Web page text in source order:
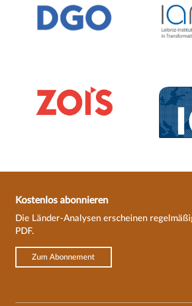
Kostenlos abonnieren
Die Länder-Analysen erscheinen
PDF.
Zum Abonnement